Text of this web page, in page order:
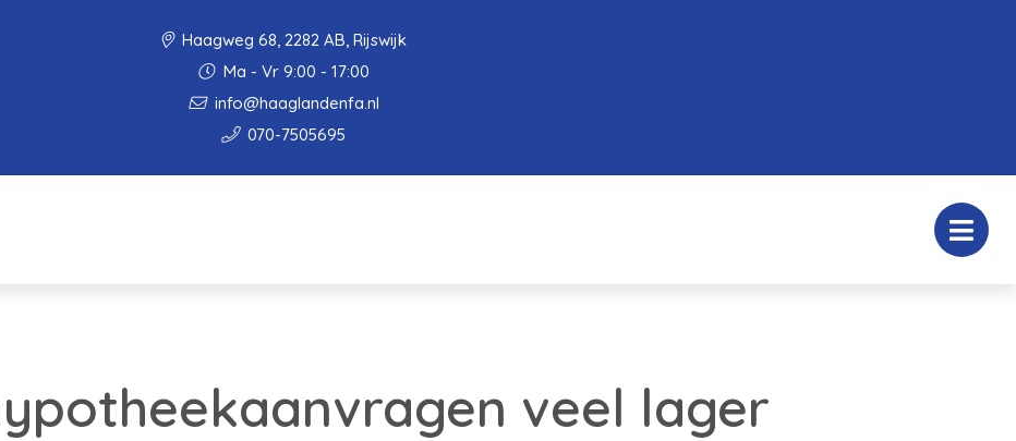
Haagweg 68, 2282 AB, Rijswijk
Ma - Vr 9:00 - 17:00
info@haaglandenfa.nl
070-7505695
veel lager